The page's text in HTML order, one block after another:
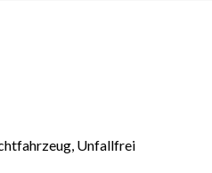
Unfallfrei